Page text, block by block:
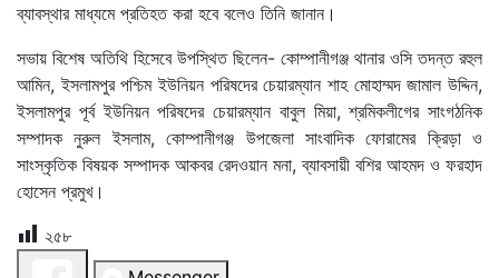
ব্যাবস্থার মাধ্যমে প্রতিহত করা হবে বলেও তিনি জানান।
সভায় বিশেষ অতিথি হিসেবে উপস্থিত ছিলেন- কোম্পানীগঞ্জ থানার ওসি তদন্ত রহুল
আমিন, ইসলামপুর পশ্চিম ইউনিয়ন পরিষদের চেয়ারম্যান শাহ মোহাম্মদ জামাল উদ্দিন,
ইসলামপুর পূর্ব ইউনিয়ন পরিষদের চেয়ারম্যান বাবুল মিয়া, শ্রমিকলীগের সাংগঠনিক
সম্পাদক নুরুল ইসলাম, কোম্পানীগঞ্জ উপজেলা সাংবাদিক ফোরামের ক্রিড়া ও
সাংস্কৃতিক বিষয়ক সম্পাদক আকবর রেদওয়ান মনা, ব্যাবসায়ী বশির আহমদ ও ফরহাদ
হোসেন প্রমুখ।
২৫৮